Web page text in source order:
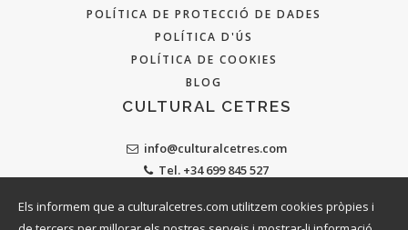
POLÍTICA DE PROTECCIÓ DE DADES
POLÍTICA D'ÚS
POLÍTICA DE COOKIES
BLOG
CULTURAL CETRES
info@culturalcetres.com
Tel. +34 699 845 527
Els informem que a culturalcetres.com utilitzem cookies pròpies i